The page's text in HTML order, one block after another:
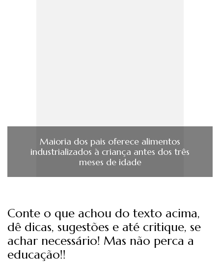
Maioria dos pais oferece alimentos
industrializados à criança antes dos três
meses de idade
Conte o que achou do texto acima,
dê dicas, sugestões e até critique, se
achar necessário! Mas não perca a
educação!!